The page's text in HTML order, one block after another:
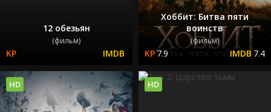
12 обезьян
(фильм)
Хоббит: Битва пяти
воинств
(фильм)
7.9 7.4
HD HD